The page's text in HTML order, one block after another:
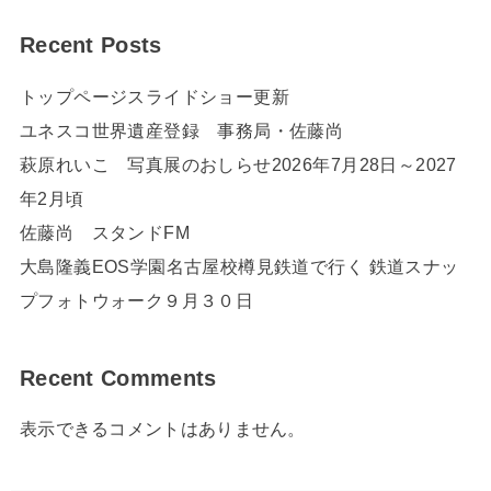
Recent Posts
トップページスライドショー更新
ユネスコ世界遺産登録 事務局・佐藤尚
萩原れいこ 写真展のおしらせ2026年7月28日～2027
年2月頃
佐藤尚 スタンドFM
大島隆義EOS学園名古屋校樽見鉄道で行く 鉄道スナッ
プフォトウォーク９月３０日
Recent Comments
表示できるコメントはありません。